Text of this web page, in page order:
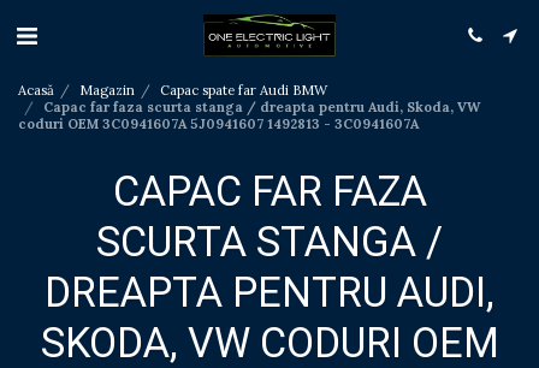
Acasă Magazin
Capac spate far Audi BMW
Capac far faza scurta stanga / dreapta pentru Audi, Skoda, VW
coduri OEM 3C0941607A 5J0941607 1492813 - 3C0941607A
CAPAC FAR FAZA
SCURTA STANGA /
DREAPTA PENTRU AUDI,
SKODA, VW CODURI OEM